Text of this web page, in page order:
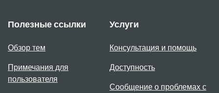
Полезные ссылки
Обзор тем
Примечания для
пользователя
Услуги
Консультация и помощь
Доступность
Сообщение о проблемах с